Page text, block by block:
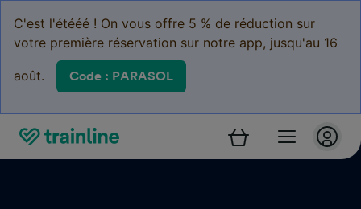
C'est l'étééé ! On vous offre 5 % de réduction sur
votre première réservation sur notre app, jusqu'au 16
août. Code : PARASOL